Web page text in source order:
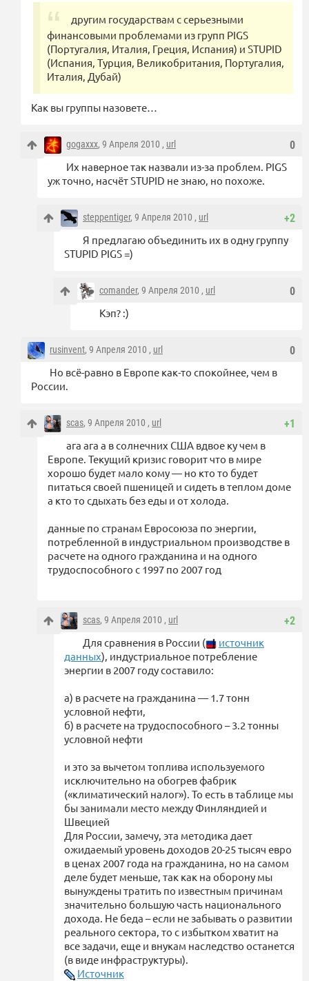
другим государствам с серьезными
финансовыми проблемами из групп PIGS
(Португалия, Италия, Греция, Испания) и STUPID
(Испания, Турция, Великобритания, Португалия,
Италия, Дубай)
Как вы группы назовете…
0
gogaxxx, 9 Апреля 2010 , url
Их наверное так назвали из-за проблем. PIGS
уж точно, насчёт STUPID не знаю, но похоже.
+2
steppentiger, 9 Апреля 2010 , url
Я предлагаю объединить их в одну группу
STUPID PIGS =)
0
comander, 9 Апреля 2010 , url
Кэп? :)
0
rusinvent, 9 Апреля 2010 , url
Но всё-равно в Европе как-то спокойнее, чем в
России.
+1
scas, 9 Апреля 2010 , url
ага ага а в солнечних США вдвое ку чем в
Европе. Текущий кризис говорит что в мире
хорошо будет мало кому — но кто то будет
питаться своей пшеницей и сидеть в теплом доме
а кто то сдыхать без еды и от холода.
данные по странам Евросоюза по энергии,
потребленной в индустриальном производстве в
расчете на одного гражданина и на одного
трудоспособного с 1997 по 2007 год
+2
scas, 9 Апреля 2010 , url
Для сравнения в России (
источник
данных), индустриальное потребление
энергии в 2007 году составило:
а) в расчете на гражданина — 1.7 тонн
условной нефти,
б) в расчете на трудоспособного – 3.2 тонны
условной нефти
и это за вычетом топлива используемого
исключительно на обогрев фабрик
(«климатический налог»). То есть в таблице мы
бы занимали место между Финляндией и
Швецией
Для России, замечу, эта методика дает
ожидаемый уровень доходов 20-25 тысяч евро
в ценах 2007 года на гражданина, но на самом
деле будет меньше, так как на оборону мы
вынуждены тратить по известным причинам
значительно большую часть национального
дохода. Не беда – если не забывать о развитии
реального сектора, то с избытком хватит на
все задачи, еще и внукам наследство останется
(в виде инфраструктуры).
Источник